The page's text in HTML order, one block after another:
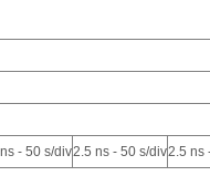
- 50 s/div2.5 ns - 50 s/div2.5 ns